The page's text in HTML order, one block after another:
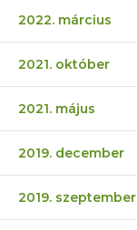
2022. március
2021. október
2021. május
2019. december
2019. szeptember